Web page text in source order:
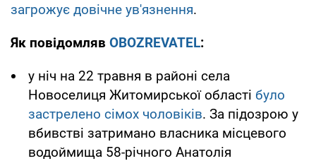
загрожує довічне ув'язнення.
Як повідомляв OBOZREVATEL:
у ніч на 22 травня в районі села
Новоселиця Житомирської області було
застрелено сімох чоловіків. За підозрою у
вбивстві затримано власника місцевого
водоймища 58-річного Анатолія